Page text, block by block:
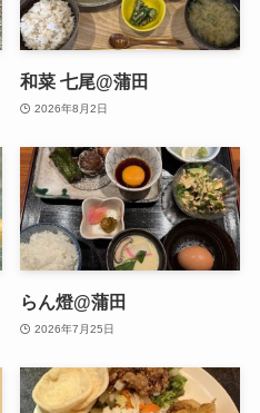
和菜 七尾@蒲田
2026年8月2日
らん燈@蒲田
2026年7月25日